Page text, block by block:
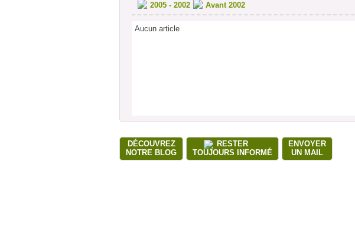
2005 - 2002
Avant 2002
Aucun article
DÉCOUVREZ
NOTRE BLOG
RESTER
TOUJOURS INFORMÉ
ENVOYER
UN MAIL